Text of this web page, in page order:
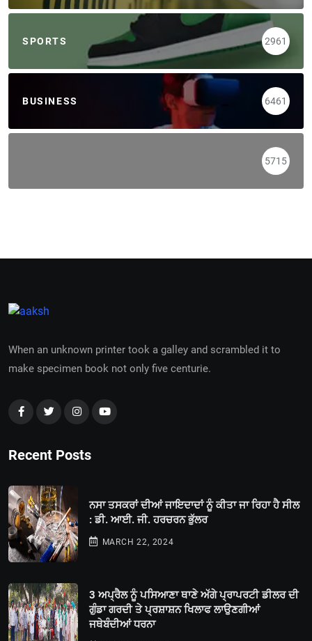
SPORTS 2961
BUSINESS 6461
5715
When an unknown printer took a galley and scrambled it to
make specimen book not only five centurie.
Recent Posts
ਨਸਾ ਤਸਕਰਾਂ ਦੀਆਂ ਜਾਇਦਾਦਾਂ ਨੂੰ ਕੀਤਾ ਜਾ ਰਿਹਾ ਹੈ ਸੀਲ
: ਡੀ. ਆਈ. ਜੀ. ਹਰਚਰਨ ਭੁੱਲਰ
MARCH 22, 2024
3 ਅਪ੍ਰੈਲ ਨੂੰ ਪਸਿਆਣਾ ਥਾਣੇ ਅੱਗੇ ਪ੍ਰਾਪਰਟੀ ਡੀਲਰ ਦੀ
ਗੁੰਡਾ ਗਰਦੀ ਤੇ ਪ੍ਰਸ਼ਾਸ਼ਨ ਖਿਲਾਫ ਲਾਉਣਗੀਆਂ
ਜਥੇਬੰਦੀਆਂ ਧਰਨਾ